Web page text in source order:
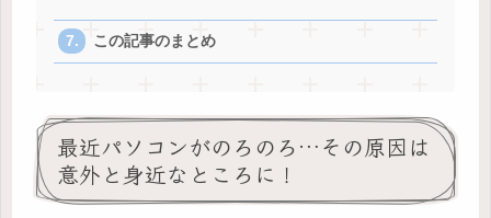
この記事のまとめ
最近パソコンがのろのろ…その原因は
意外と身近なところに！